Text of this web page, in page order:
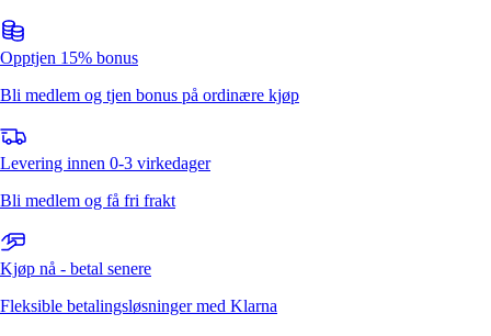
Opptjen 15% bonus
Bli medlem og tjen bonus på ordinære kjøp
Levering innen 0-3 virkedager
Bli medlem og få fri frakt
Kjøp nå - betal senere
Fleksible betalingsløsninger med Klarna